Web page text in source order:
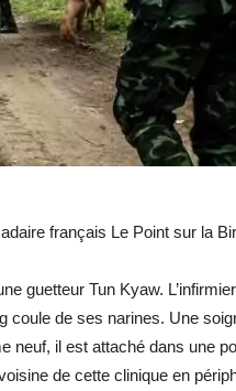
français Le Point sur la
guetteur Tun Kyaw.
coule de ses narines. Une
neuf, il est attaché dans une
de cette clinique en